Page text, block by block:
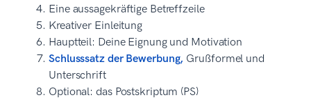
Eine aussagekräftige Betreffzeile
Kreativer Einleitung
Hauptteil: Deine Eignung und Motivation
Schlusssatz der Bewerbung, Grußformel und
Unterschrift
Optional: das Postskriptum (PS)